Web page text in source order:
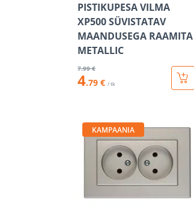
PISTIKUPESA VILMA
XP500 SÜVISTATAV
MAANDUSEGA RAAMITA
METALLIC
7.99 €
4.79 € / tk
KAMPAANIA